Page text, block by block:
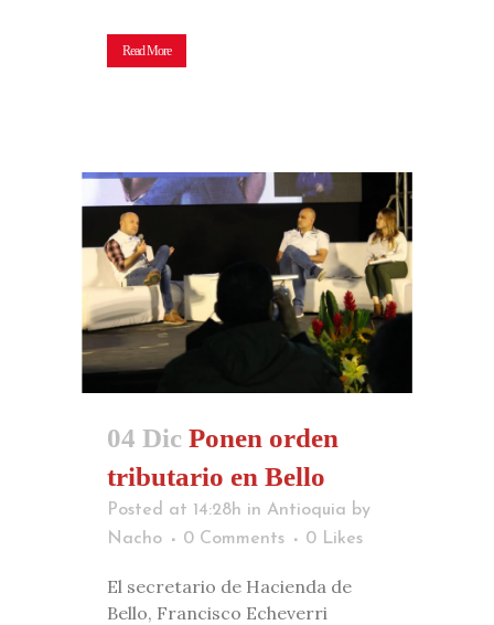
Read More
04 Dic Ponen orden
tributario en Bello
Posted at 14:28h in Antioquia by
Nacho
0 Comments 0 Likes
El secretario de Hacienda de
Bello, Francisco Echeverri